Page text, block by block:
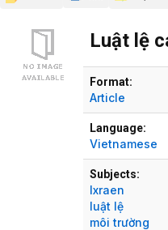
Luật lệ
Format:
Article
Language:
Vietnamese
Subjects:
Ixraen
luật lệ
môi trường